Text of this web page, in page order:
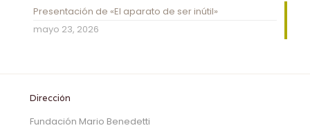
Presentación de «El aparato de ser inútil»
mayo 23, 2026
Dirección
Fundación Mario Benedetti